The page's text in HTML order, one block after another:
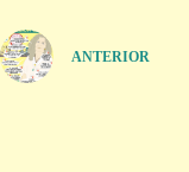
ANTERIOR